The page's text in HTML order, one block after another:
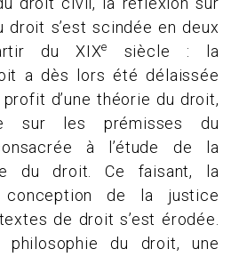
droit s’est scindée en deux
du XIXe
siècle : la
a dès lors été délaissée
d’une théorie du droit,
sur les prémisses du
à l’étude de la
du droit. Ce faisant, la
de la justice
de droit s’est érodée.
du droit, une